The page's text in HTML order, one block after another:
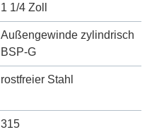
1 1/4 Zoll
Außengewinde zylindrisch
BSP-G
rostfreier Stahl
315